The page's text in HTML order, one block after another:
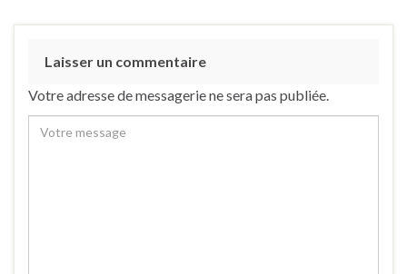
Laisser un commentaire
Votre adresse de messagerie ne sera pas publiée.